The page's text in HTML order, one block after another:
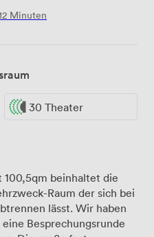
Minuten
30 Theater
100,5qm beinhaltet die
Raum der sich bei
lässt. Wir haben
Besprechungsrunde